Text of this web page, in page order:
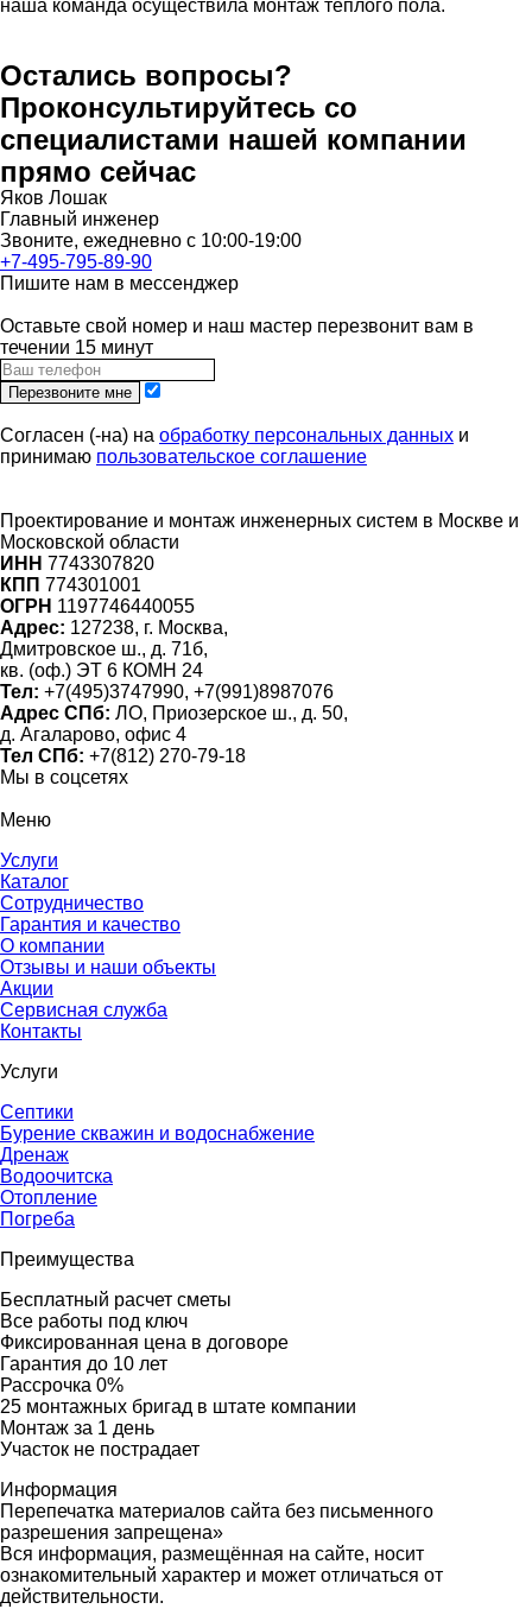
наша команда осуществила монтаж теплого пола.
Остались вопросы?
Проконсультируйтесь со
специалистами нашей компании
прямо сейчас
Яков Лошак
Главный инженер
Звоните, ежедневно с 10:00-19:00
+7-495-795-89-90
Пишите нам в мессенджер
Оставьте свой номер и наш мастер перезвонит вам в
течении 15 минут
Перезвоните мне
Согласен (-на) на обработку персональных данных и
принимаю пользовательское соглашение
Проектирование и монтаж инженерных систем в Москве и
Московской области
ИНН 7743307820
КПП 774301001
ОГРН 1197746440055
Адрес: 127238, г. Москва,
Дмитровское ш., д. 71б,
кв. (оф.) ЭТ 6 КОМН 24
Тел: +7(495)3747990, +7(991)8987076
Адрес СПб: ЛО, Приозерское ш., д. 50,
д. Агаларово, офис 4
Тел СПб: +7(812) 270-79-18
Мы в соцсетях
Меню
Услуги
Каталог
Сотрудничество
Гарантия и качество
О компании
Отзывы и наши объекты
Акции
Сервисная служба
Контакты
Услуги
Септики
Бурение скважин и водоснабжение
Дренаж
Водоочитска
Отопление
Погреба
Преимущества
Бесплатный расчет сметы
Все работы под ключ
Фиксированная цена в договоре
Гарантия до 10 лет
Рассрочка 0%
25 монтажных бригад в штате компании
Монтаж за 1 день
Участок не пострадает
Информация
Перепечатка материалов сайта без письменного
разрешения запрещена»
Вся информация, размещённая на сайте, носит
ознакомительный характер и может отличаться от
действительности.